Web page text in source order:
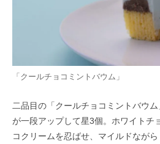
「クールチョコミントバウム」
二品目の「クールチョコミントバウ
が一段アップして星3個。ホワイトチ
コクリームを忍ばせ、マイルドなが